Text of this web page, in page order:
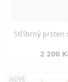
Stříbrný prsten
2 200
NOVÉ